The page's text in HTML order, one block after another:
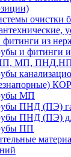
очистки
из
и фитинги
МП,
МП
ПНД (ПЭ)
ПНД (ПЭ)
ПП